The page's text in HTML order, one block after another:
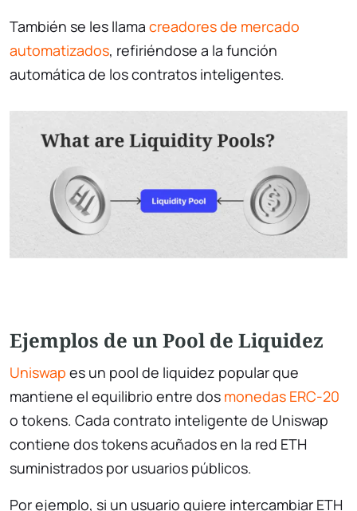
También se les llama creadores de mercado
automatizados, refiriéndose a la función
automática de los contratos inteligentes.
Ejemplos de un Pool de Liquidez
Uniswap es un pool de liquidez popular que
mantiene el equilibrio entre dos monedas ERC-20
o tokens. Cada contrato inteligente de Uniswap
contiene dos tokens acuñados en la red ETH
suministrados por usuarios públicos.
Por ejemplo, si un usuario quiere intercambiar ETH